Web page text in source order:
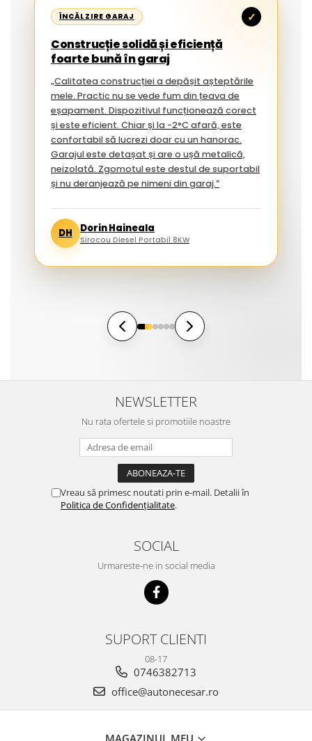
ÎNCĂLZIRE GARAJ ✓
Construcție solidă și eficiență
foarte bună în garaj
„Calitatea construcției a depășit așteptările
mele. Practic nu se vede fum din țeava de
eșapament. Dispozitivul funcționează corect
și este eficient. Chiar și la -2°C afară, este
confortabil să lucrezi doar cu un hanorac.
Garajul este detașat și are o ușă metalică,
neizolată. Zgomotul este destul de suportabil
și nu deranjează pe nimeni din garaj.”
DH Dorin Haineala
Sirocou Diesel Portabil 8KW
NEWSLETTER
Nu rata ofertele si promotiile noastre
Vreau să primesc noutati prin e-mail. Detalii în
Politica de Confidențialitate.
SOCIAL
Urmareste-ne in social media
SUPORT CLIENTI
08-17
0746382713
office@autonecesar.ro